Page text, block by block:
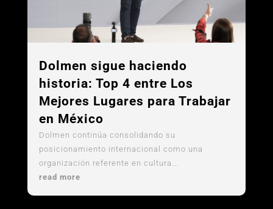
Dolmen sigue haciendo
historia: Top 4 entre Los
Mejores Lugares para Trabajar
en México
Dolmen continúa consolidando su
posicionamiento internacional como una
organización referente en cultura...
read more